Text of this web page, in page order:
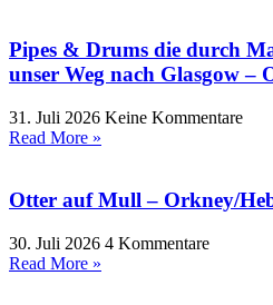
Pipes & Drums die durch
unser Weg nach Glasgow –
31. Juli 2026 Keine Kommentare
Read More »
Otter auf Mull – Orkney/
30. Juli 2026 4 Kommentare
Read More »